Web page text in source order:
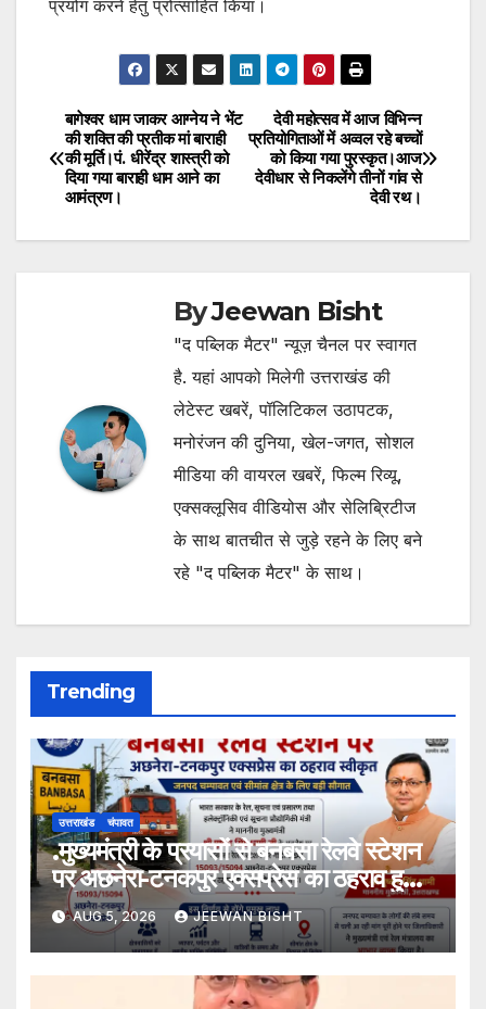
प्रयोग करने हेतु प्रोत्साहित किया।
Post
navigation
देवी महोत्सव में आज विभिन्न
प्रतियोगिताओं में अव्वल रहे बच्चों
को किया गया पुरस्कृत।आज
देवीधार से निकलेंगे तीनों गांव से
देवी रथ।
बागेश्वर धाम जाकर आग्नेय ने भेंट
की शक्ति की प्रतीक मां बाराही
की मूर्ति।पं. धीरेंद्र शास्त्री को
दिया गया बाराही धाम आने का
आमंत्रण।
ByJeewan Bisht
"द पब्लिक मैटर" न्यूज़ चैनल पर स्वागत
है. यहां आपको मिलेगी उत्तराखंड की
लेटेस्ट खबरें, पॉलिटिकल उठापटक,
मनोरंजन की दुनिया, खेल-जगत, सोशल
मीडिया की वायरल खबरें, फिल्म रिव्यू,
एक्सक्लूसिव वीडियोस और सेलिब्रिटीज
के साथ बातचीत से जुड़े रहने के लिए बने
रहे "द पब्लिक मैटर" के साथ।
Trending
उत्तराखंड चंपावत
.मुख्यमंत्री के प्रयासों से बनबसा रेलवे स्टेशन
पर अछनेरा-टनकपुर एक्सप्रेस का ठहराव हुआ
स्वीकृत
AUG 5, 2026 JEEWAN BISHT